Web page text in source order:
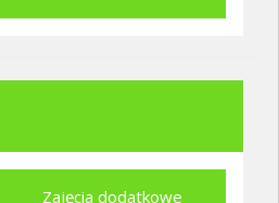
Zajęcia dodatkowe